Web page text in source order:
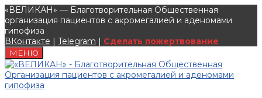
«ВЕЛИКАН» — Благотворительная Общественная
организация пациентов с акромегалией и аденомами
гипофиза
ВКонтакте | Telegram | Сделать пожертвование
МЕНЮ